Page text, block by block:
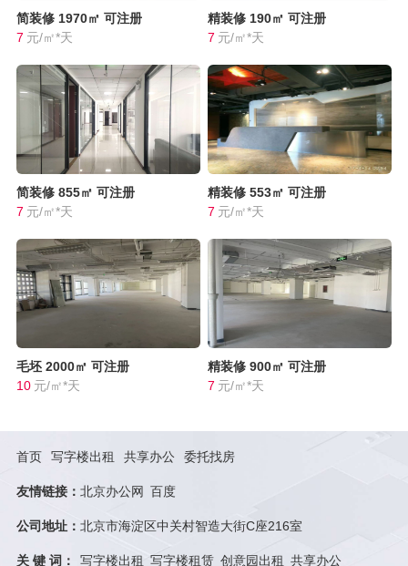
简装修 1970㎡ 可注册
7 元/㎡*天
精装修 190㎡ 可注册
7 元/㎡*天
简装修 855㎡ 可注册
7 元/㎡*天
精装修 553㎡ 可注册
7 元/㎡*天
毛坯 2000㎡ 可注册
10 元/㎡*天
精装修 900㎡ 可注册
7 元/㎡*天
首页 写字楼出租 共享办公 委托找房
友情链接： 北京办公网 百度
公司地址： 北京市海淀区中关村智造大街C座216室
关 键 词： 写字楼出租 写字楼租赁 创意园出租 共享办公